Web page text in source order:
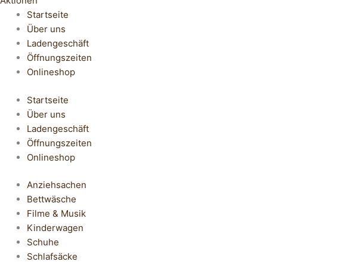
Startseite
Über uns
Ladengeschäft
Öffnungszeiten
Onlineshop
Startseite
Über uns
Ladengeschäft
Öffnungszeiten
Onlineshop
Anziehsachen
Bettwäsche
Filme & Musik
Kinderwagen
Schuhe
Schlafsäcke